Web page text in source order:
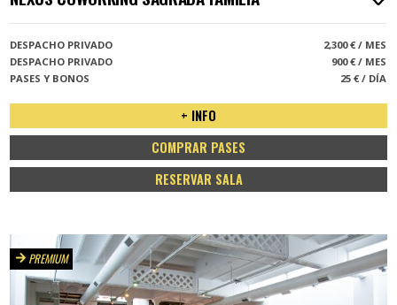
DESPACHO PRIVADO
2,300 € / MES
DESPACHO PRIVADO
900 € / MES
PASES Y BONOS
25 € / DÍA
+ INFO
COMPRAR PASES
RESERVAR SALA
PREMIUM